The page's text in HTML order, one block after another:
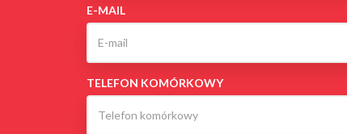
E-MAIL
TELEFON KOMÓRKOWY